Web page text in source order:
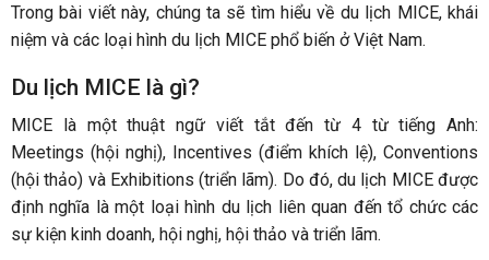
Trong bài viết này, chúng ta sẽ tìm hiểu về du lịch MICE, khái
niệm và các loại hình du lịch MICE phổ biến ở Việt Nam.
Du lịch MICE là gì?
MICE là một thuật ngữ viết tắt đến từ 4 từ tiếng Anh:
Meetings (hội nghị), Incentives (điểm khích lệ), Conventions
(hội thảo) và Exhibitions (triển lãm). Do đó, du lịch MICE được
định nghĩa là một loại hình du lịch liên quan đến tổ chức các
sự kiện kinh doanh, hội nghị, hội thảo và triển lãm.